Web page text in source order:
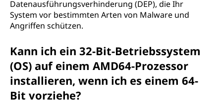
Datenausführungsverhinderung (DEP), die Ihr
System vor bestimmten Arten von Malware und
Angriffen schützen.
Kann ich ein 32-Bit-Betriebssystem
(OS) auf einem AMD64-Prozessor
installieren, wenn ich es einem 64-
Bit vorziehe?